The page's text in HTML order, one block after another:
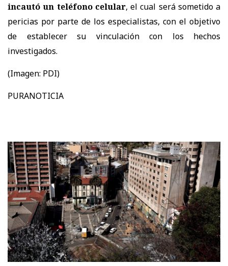
incautó un teléfono celular, el cual será sometido a
pericias por parte de los especialistas, con el objetivo
de establecer su vinculación con los hechos
investigados.
(Imagen: PDI)
PURANOTICIA